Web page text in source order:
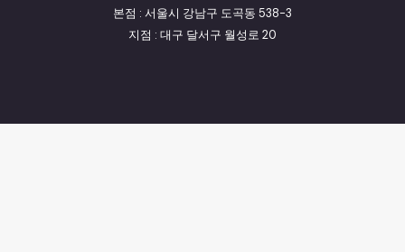
본점 : 서울시 강남구 도곡동 538-3
지점 : 대구 달서구 월성로 20